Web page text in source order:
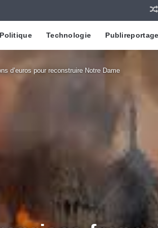
Politique Technologie Publireportage
d’euros pour reconstruire Notre Dame